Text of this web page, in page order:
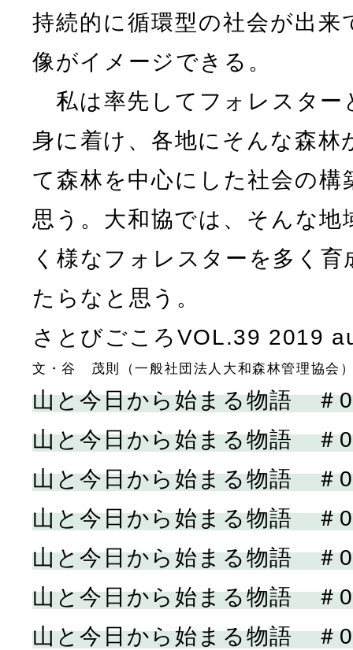
持続的に循環型の社会が出来
像がイメージできる。
私は率先してフォレスター
身に着け、各地にそんな森林
て森林を中心にした社会の
思う。大和協では、そんな地
く様なフォレスターを多く
たらなと思う。
さとびごころVOL.39 2019
文・谷 茂則（一般社団法人大和森林管理協会
山と今日から始まる物語 ＃
山と今日から始まる物語 ＃
山と今日から始まる物語 ＃
山と今日から始まる物語 ＃
山と今日から始まる物語 ＃
山と今日から始まる物語 ＃
山と今日から始まる物語 ＃